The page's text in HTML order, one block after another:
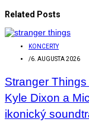
Related Posts
KONCERTY
/6. AUGUSTA 2026
Stranger
Kyle Dixon a
ikonický